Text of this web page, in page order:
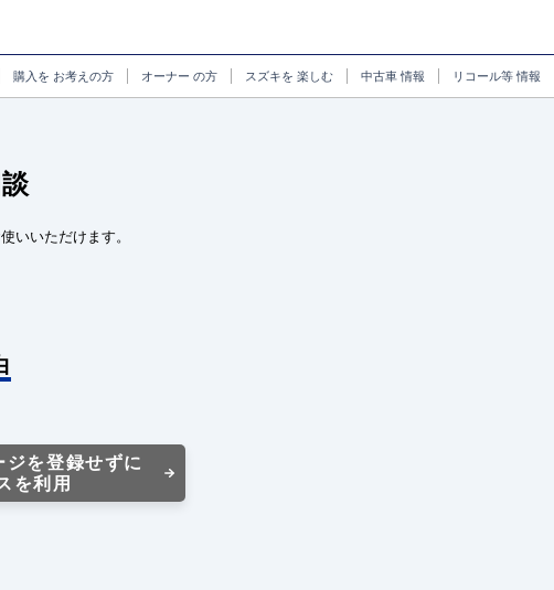
購入を お考えの方 オーナー の方 スズキを 楽しむ 中古車情報 リコール等情報
いいただけます。
ジを登録せずに
を利用